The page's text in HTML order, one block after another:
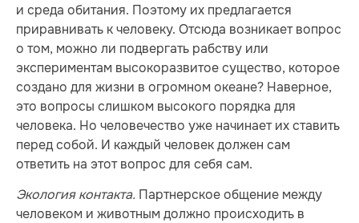
и среда обитания. Поэтому их предлагается
приравнивать к человеку. Отсюда возникает вопрос
о том, можно ли подвергать рабству или
экспериментам высокоразвитое существо, которое
создано для жизни в огромном океане? Наверное,
это вопросы слишком высокого порядка для
человека. Но человечество уже начинает их ставить
перед собой. И каждый человек должен сам
ответить на этот вопрос для себя сам.
Экология контакта. Партнерское общение между
человеком и животным должно происходить в